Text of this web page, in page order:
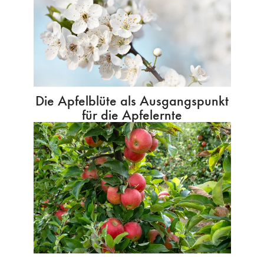
Die Apfelblüte als Ausgangspunkt
für die Apfelernte